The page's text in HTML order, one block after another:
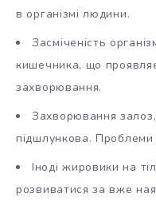
в організмі людини.
Засміченість
кишечника, що
захворювання.
Захворювання
підшлункова.
Іноді жировики на
розвиватися за вже